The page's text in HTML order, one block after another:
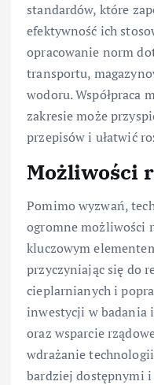
standardów, które
efektywność ich
opracowanie norm
transportu,
wodoru. Współpraca
zakresie może
przepisów i ułatwić
Możliwości
Pomimo wyzwań,
ogromne możliwości
kluczowym
przyczyniając się do
cieplarnianych i
inwestycji w
oraz wsparcie
wdrażanie
bardziej dostępnymi i